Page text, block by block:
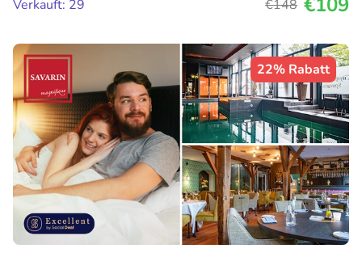
Verkauft: 29 €148
22% Rabatt